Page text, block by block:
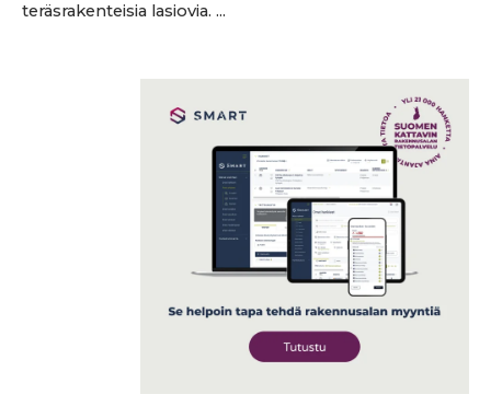
teräsrakenteisia lasiovia. ...